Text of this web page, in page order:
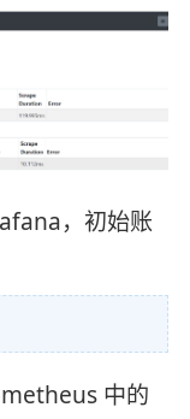
，初始账
中的